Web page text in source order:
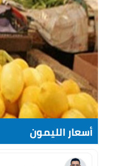
أسعار الليمون